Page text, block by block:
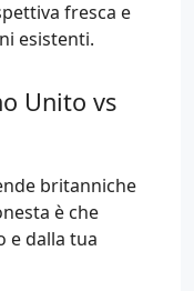
fresca e
esistenti.
Unito vs
britanniche
è che
e dalla tua